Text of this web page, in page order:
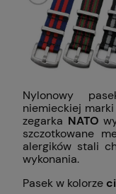
Nylonowy
niemieckiej
zegarka NATO
szczotkowane
alergików stali
wykonania.
Pasek w kolorze